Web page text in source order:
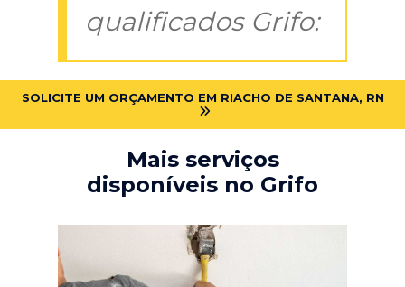
qualificados Grifo:
SOLICITE UM ORÇAMENTO EM RIACHO DE SANTANA, RN
Mais serviços
disponíveis no Grifo